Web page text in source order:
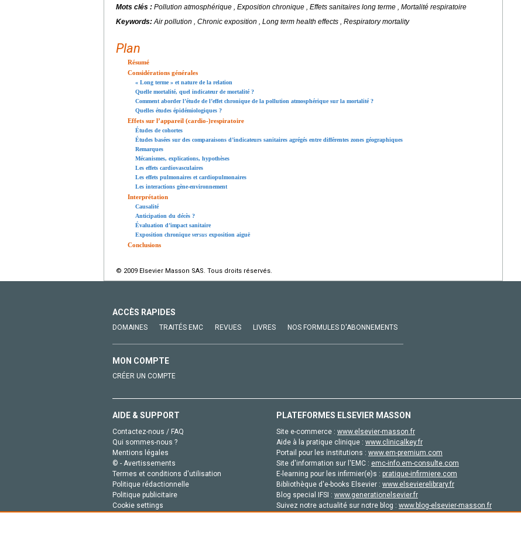
Mots clés : Pollution atmosphérique , Exposition chronique , Effets sanitaires long terme , Mortalité respiratoire
Keywords:Air pollution , Chronic exposition , Long term health effects , Respiratory mortality
Plan
Résumé
Considérations générales
« Long terme » et nature de la relation
Quelle mortalité, quel indicateur de mortalité ?
Comment aborder l’étude de l’effet chronique de la pollution atmosphérique sur la mortalité ?
Quelles études épidémiologiques ?
Effets sur l’appareil (cardio-)respiratoire
Études de cohortes
Études basées sur des comparaisons d’indicateurs sanitaires agrégés entre différentes zones géographiques
Remarques
Mécanismes, explications, hypothèses
Les effets cardiovasculaires
Les effets pulmonaires et cardiopulmonaires
Les interactions gène-environnement
Interprétation
Causalité
Anticipation du décès ?
Évaluation d’impact sanitaire
Exposition chroniqueversus exposition aiguë
Conclusions
© 2009 Elsevier Masson SAS. Tous droits réservés.
ACCÈS RAPIDES
DOMAINES TRAITÉS EMC REVUES LIVRES NOS FORMULES D'ABONNEMENTS
MON COMPTE
CRÉER UN COMPTE
AIDE & SUPPORT
Contactez-nous / FAQ
Qui sommes-nous ?
Mentions légales
© - Avertissements
Termes et conditions d'utilisation
Politique rédactionnelle
Politique publicitaire
Cookie settings
PLATEFORMES ELSEVIER MASSON
Site e-commerce : www.elsevier-masson.fr
Aide à la pratique clinique : www.clinicalkey.fr
Portail pour les institutions : www.em-premium.com
Site d'information sur l'EMC : emc-info.em-consulte.com
E-learning pour les infirmier(e)s : pratique-infirmiere.com
Bibliothèque d'e-books Elsevier : www.elsevierelibrary.fr
Blog special IFSI : www.generationelsevier.fr
Suivez notre actualité sur notre blog : www.blog-elsevier-masson.fr